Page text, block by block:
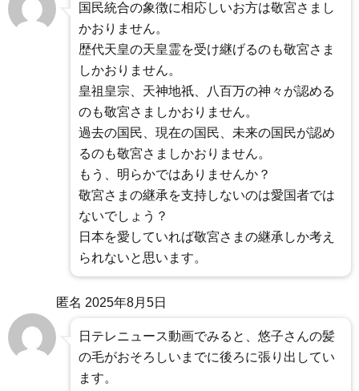
国民統合の象徴に相応しいお方は敬宮さまし
かおりません。
歴代天皇の天皇霊を受け継げるのも敬宮さま
しかおりません。
皇祖皇宗、天神地祇、八百万の神々が認める
のも敬宮さましかおりません。
過去の国民、現在の国民、未来の国民が認め
るのも敬宮さましかおりません。
もう、明らかではありませんか？
敬宮さまの継承を支持しないのは愛国者では
ないでしょう？
日本を愛していれば敬宮さまの継承しか考え
られないと思います。
匿名 2025年8月5日
日テレニュース動画でみると、悠子さんの髪
の毛がおそろしいまでに後ろに張り出してい
ます。